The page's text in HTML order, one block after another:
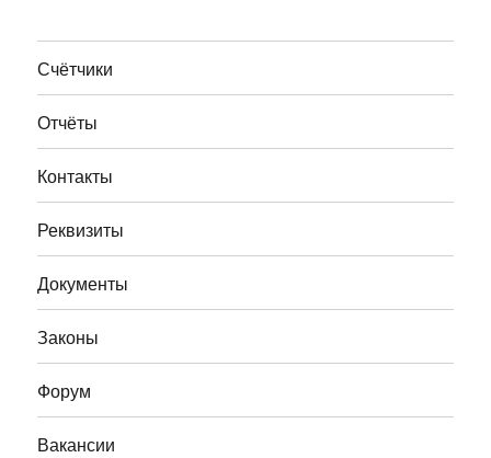
Счётчики
Отчёты
Контакты
Реквизиты
Документы
Законы
Форум
Вакансии